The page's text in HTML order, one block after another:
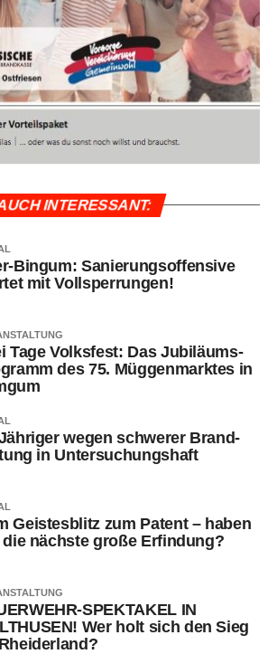
INTER­ES­SANT:
Bin­gum: Sanie­rungs­of­fen­si­ve
mit Vollsperrungen!
Tage Volks­fest: Das Jubi­lä­ums­
des 75. Müg­gen­mark­tes in
wegen schwe­rer Brand­
in Untersuchungshaft
Geis­tes­blitz zum Patent – haben
die nächs­te gro­ße Erfindung?
SPEKTAKEL IN
Wer holt sich den Sieg